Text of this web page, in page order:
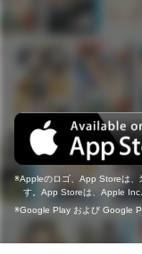
Appleのロゴ、App Storeは、
す。App Storeは、Apple Inc.
Google Play および Google